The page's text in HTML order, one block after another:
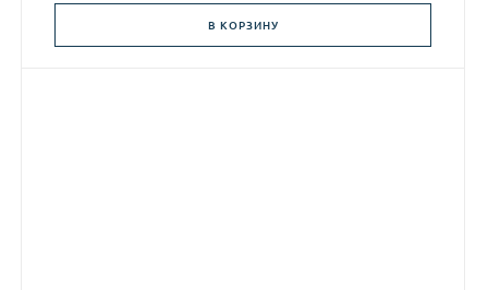
В КОРЗИНУ